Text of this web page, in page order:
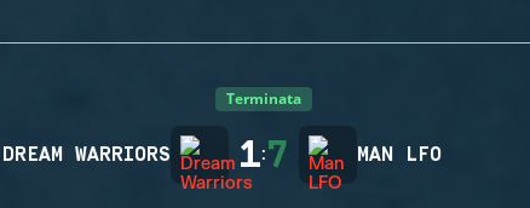
Terminata
DREAM WARRIORS 1:7 MAN LFO